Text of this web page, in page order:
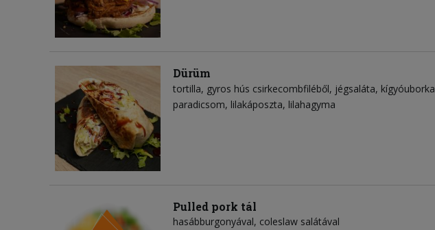
Dürüm
tortilla gyros hús csirkecombfiléből jégsaláta kígyóuborka
paradicsom lilakáposzta lilahagyma
Pulled pork tál
hasábburgonyával, coleslaw salátával